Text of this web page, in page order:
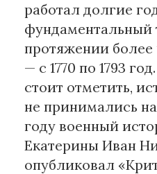
работал долгие
фундаментальный
протяжении более
— с 1770 по 1793
стоит отметить,
не принимались на
году военный
Екатерины Иван
опубликовал